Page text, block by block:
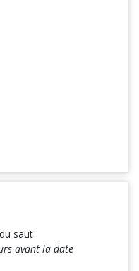
saut
avant la date